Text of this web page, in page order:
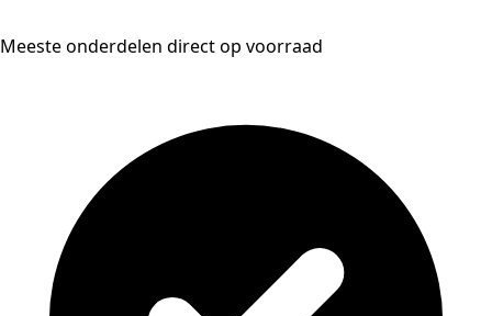
Meeste onderdelen direct op voorraad